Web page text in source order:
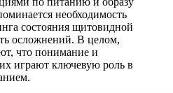
необходимость
состояния щитовидной
осложнений. В целом,
что понимание и
играют ключевую роль в